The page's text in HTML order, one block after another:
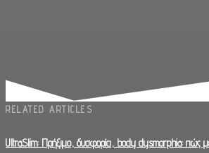
RELATED ARTICLES
UltraSlim: Πρήξιμο, δυσφορία, body dysmorphia: πώς